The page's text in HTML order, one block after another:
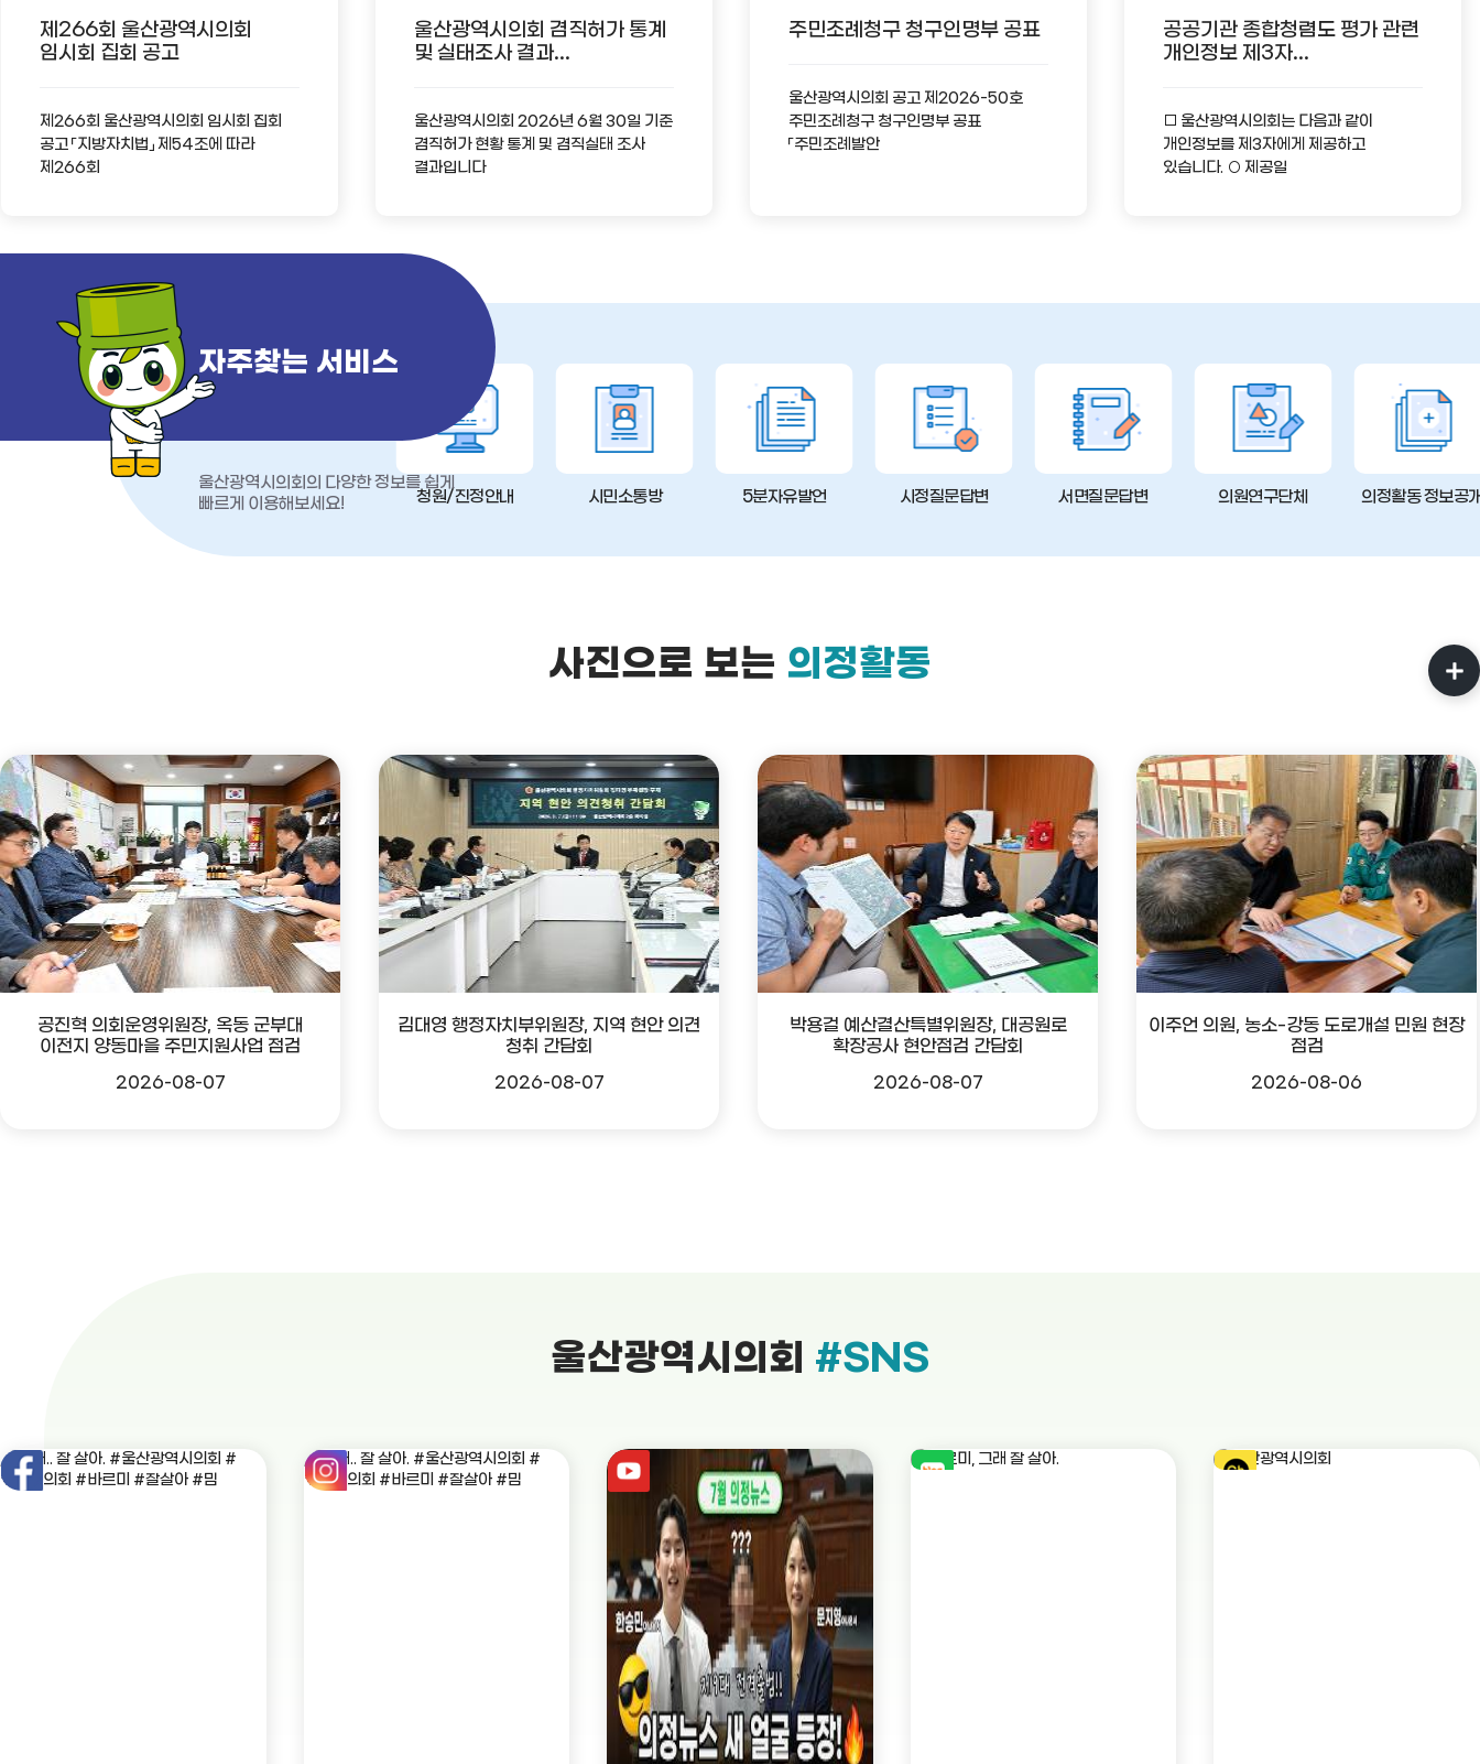
제266회 울산광역시의회
임시회 집회 공고
제266회 울산광역시의회 임시회 집회
공고 「지방자치법」 제54조에 따라
제266회
울산광역시의회 겸직허가 통계
및 실태조사 결과...
울산광역시의회 2026년 6월 30일 기준
겸직허가 현황 통계 및 겸직실태 조사
결과입니다
주민조례청구 청구인명부 공표
울산광역시의회 공고 제2026-50호
주민조례청구 청구인명부 공표
「주민조례발안
공공기관 종합청렴도 평가 관련
개인정보 제3자...
□ 울산광역시의회는 다음과 같이
개인정보를 제3자에게 제공하고
있습니다. ○ 제공일
자주찾는 서비스
울산광역시의회의 다양한 정보를 쉽게
빠르게 이용해보세요!
청원/진정안내 시민소통방 5분자유발언 시정질문답변 서면질문답변 의원연구단체 의정활동 정보공
사진으로 보는 의정활동
공진혁 의회운영위원장, 옥동 군부대
이전지 양동마을 주민지원사업 점검
2026-08-07
김대영 행정자치부위원장, 지역 현안 의견
청취 간담회
2026-08-07
박용걸 예산결산특별위원장, 대공원로
확장공사 현안점검 간담회
2026-08-07
이주언 의원, 농소-강동 도로개설 민원 현장
점검
2026-08-06
울산광역시의회 #SNS